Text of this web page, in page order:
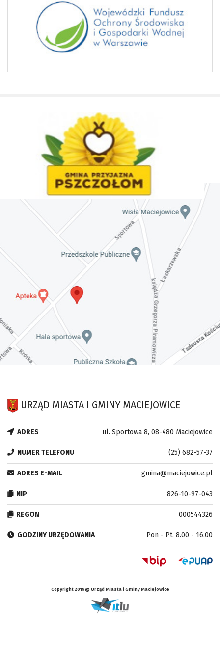
URZĄD MIASTA I GMINY MACIEJOWICE
ADRES ul. Sportowa 8, 08-480 Maciejowice
NUMER TELEFONU (25) 682-57-37
ADRES E-MAIL gmina@maciejowice.pl
NIP 826-10-97-043
REGON 000544326
GODZINY URZĘDOWANIA Pon - Pt. 8.00 - 16.00
Copyright 2019@ Urząd Miasta i Gminy Maciejowice